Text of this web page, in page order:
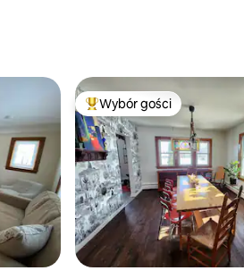
Najpopularniejsze z
Wybór gości